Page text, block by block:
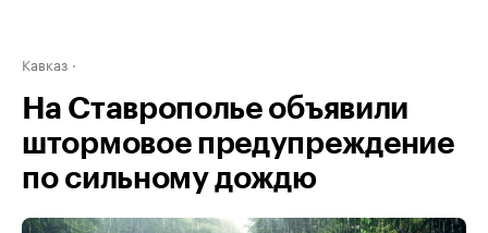
Кавказ
На Ставрополье объявили
штормовое предупреждение
по сильному дождю